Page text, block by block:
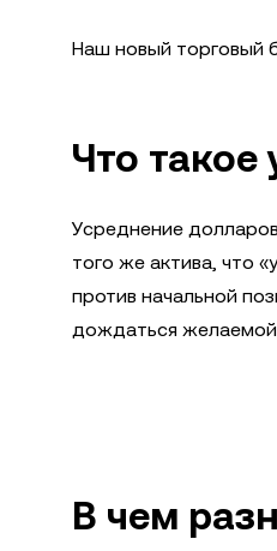
Наш новый торговый
Что такое
Усреднение
того же актива, что
против начальной
дождаться
В чем